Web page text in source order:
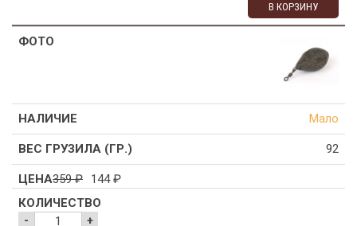
В КОРЗИНУ
Мало
92
359₽ 144₽
- +